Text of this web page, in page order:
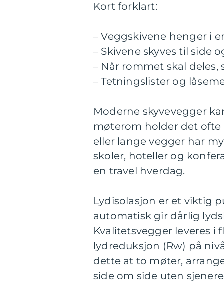
Kort forklart:
– Veggskivene henger i
– Skivene skyves til side
– Når rommet skal deles,
– Tetningslister og
Moderne skyvevegger
møterom holder det
eller lange vegger har
skoler, hoteller og
en travel hverdag.
Lydisolasjon er et viktig
automatisk gir dårlig
Kvalitetsvegger leveres i
lydreduksjon (Rw) på
dette at to møter,
side om side uten